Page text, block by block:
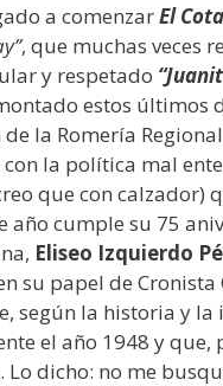
a comenzarEl
, que muchas veces
y respetado
estos últimos
la Romería
la política mal
que con calzador)
año cumple su 75
Eliseo Izquierdo
su papel de
según la historia y
el año 1948 y
dicho: no me